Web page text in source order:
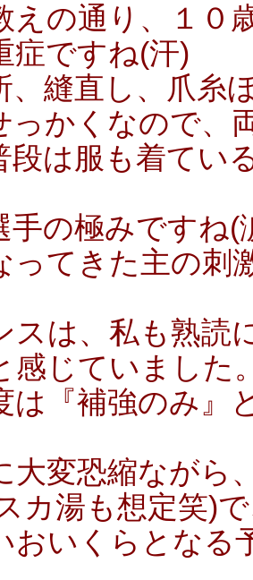
えの通り、１０
症ですね(汗)
、縫直し、爪糸
っかくなので、
段は服も着てい
手の極みですね(
ってきた主の刺
スは、私も熟読
感じていました
は『補強のみ』
大変恐縮ながら
カ湯も想定笑)
おいくらとなる